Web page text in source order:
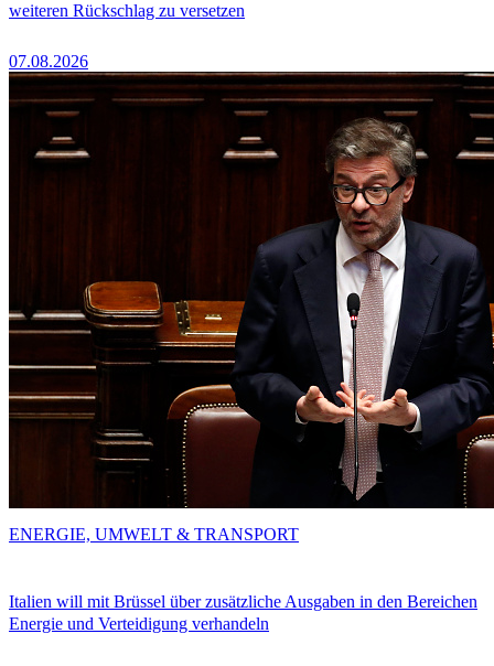
weiteren Rückschlag zu versetzen
07.08.2026
Italien will mit Brüssel über zusätzliche Ausgaben in den Bereichen
Energie und Verteidigung verhandeln
ENERGIE, UMWELT & TRANSPORT